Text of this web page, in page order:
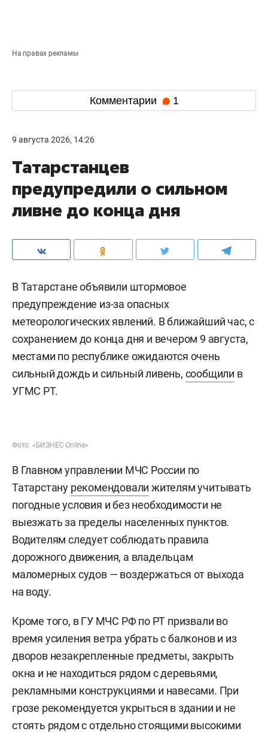
На правах рекламы
Комментарии 1
9 августа 2026, 14:26
Татарстанцев
предупредили о сильном
ливне до конца дня
В Татарстане объявили штормовое
предупреждение из-за опасных
метеорологических явлений. В ближайший час, с
сохранением до конца дня и вечером 9 августа,
местами по республике ожидаются очень
сильный дождь и сильный ливень, сообщили в
УГМС РТ.
Фото: «БИЗНЕС Online»
В Главном управлении МЧС России по
Татарстану рекомендовали жителям учитывать
погодные условия и без необходимости не
выезжать за пределы населенных пунктов.
Водителям следует соблюдать правила
дорожного движения, а владельцам
маломерных судов — воздержаться от выхода
на воду.
Кроме того, в ГУ МЧС РФ по РТ призвали во
время усиления ветра убрать с балконов и из
дворов незакрепленные предметы, закрыть
окна и не находиться рядом с деревьями,
рекламными конструкциями и навесами. При
грозе рекомендуется укрыться в здании и не
стоять рядом с отдельно стоящими высокими